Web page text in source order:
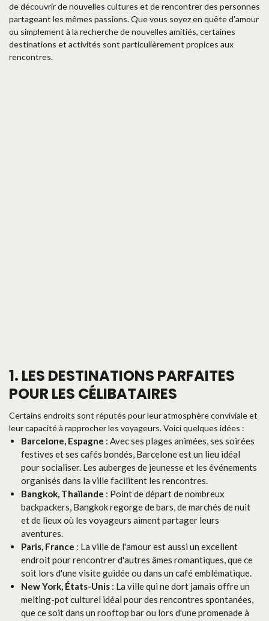
de découvrir de nouvelles cultures et de rencontrer des personnes
partageant les mêmes passions. Que vous soyez en quête d'amour
ou simplement à la recherche de nouvelles amitiés, certaines
destinations et activités sont particulièrement propices aux
rencontres.
1. LES DESTINATIONS PARFAITES
POUR LES CÉLIBATAIRES
Certains endroits sont réputés pour leur atmosphère conviviale et
leur capacité à rapprocher les voyageurs. Voici quelques idées :
Barcelone, Espagne : Avec ses plages animées, ses soirées
festives et ses cafés bondés, Barcelone est un lieu idéal
pour socialiser. Les auberges de jeunesse et les événements
organisés dans la ville facilitent les rencontres.
Bangkok, Thaïlande : Point de départ de nombreux
backpackers, Bangkok regorge de bars, de marchés de nuit
et de lieux où les voyageurs aiment partager leurs
aventures.
Paris, France : La ville de l'amour est aussi un excellent
endroit pour rencontrer d'autres âmes romantiques, que ce
soit lors d'une visite guidée ou dans un café emblématique.
New York, États-Unis : La ville qui ne dort jamais offre un
melting-pot culturel idéal pour des rencontres spontanées,
que ce soit dans un rooftop bar ou lors d'une promenade à